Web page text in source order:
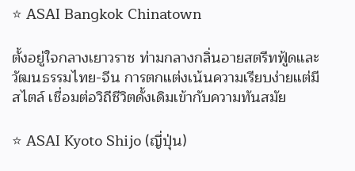
⭐ ASAI Bangkok Chinatown
ตั้งอยู่ใจกลางเยาวราช ท่ามกลางกลิ่นอายสตรีทฟู้ดและ
วัฒนธรรมไทย-จีน การตกแต่งเน้นความเรียบง่ายแต่มี
สไตล์ เชื่อมต่อวิถีชีวิตดั้งเดิมเข้ากับความทันสมัย
⭐ ASAI Kyoto Shijo (ญี่ปุ่น)